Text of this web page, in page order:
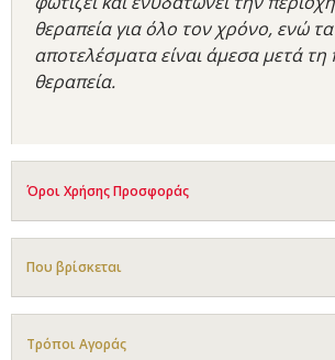
θεραπεία για όλο τον χρόνο, ενώ τα
αποτελέσματα είναι άμεσα μετά
θεραπεία.
Όροι Χρήσης Προσφοράς
Που βρίσκεται
Τρόποι Αγοράς